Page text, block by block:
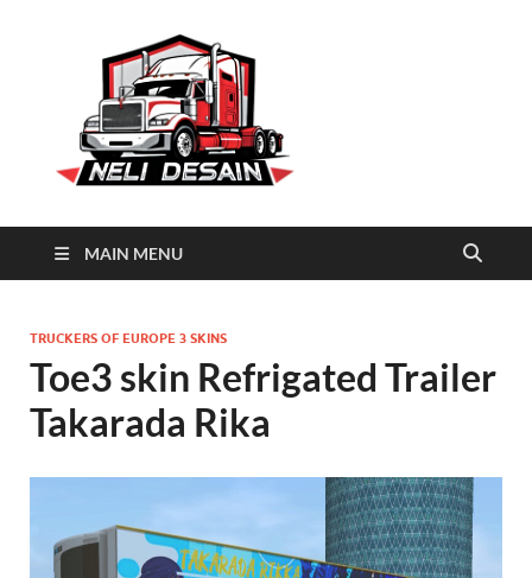
MAIN MENU
TRUCKERS OF EUROPE 3 SKINS
Toe3 skin Refrigated Trailer
Takarada Rika